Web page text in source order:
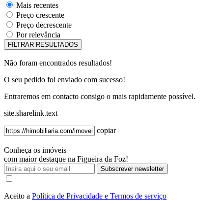
Mais recentes
Preço crescente
Preço decrescente
Por relevância
Não foram encontrados resultados!
O seu pedido foi enviado com sucesso!
Entraremos em contacto consigo o mais rapidamente possível.
site.sharelink.text
copiar
Conheça os imóveis
com maior destaque na Figueira da Foz!
Subscrever newsletter
Aceito a Política de Privacidade e Termos de serviço